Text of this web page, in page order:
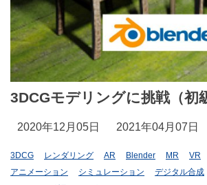
3DCGモデリングに挑戦（初
2020年12月05日 2021年04月07日
3DCG レンダリング AR Blender MR VR
アニメーション
シミュレーション デジタル合成